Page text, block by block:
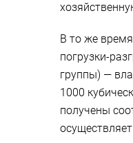
В то же
погрузки-
группы) —
1000
получены